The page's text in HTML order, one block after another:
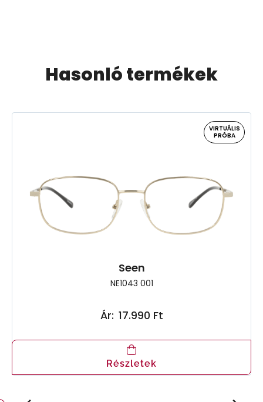
Hasonló termékek
VIRTUÁLIS
PRÓBA
Seen
NE1043 001
Ár: 17.990 Ft
Részletek